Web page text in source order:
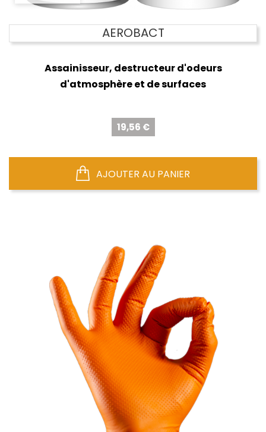
AEROBACT
Assainisseur, destructeur d'odeurs
d'atmosphère et de surfaces
19,56 €
AJOUTER AU PANIER